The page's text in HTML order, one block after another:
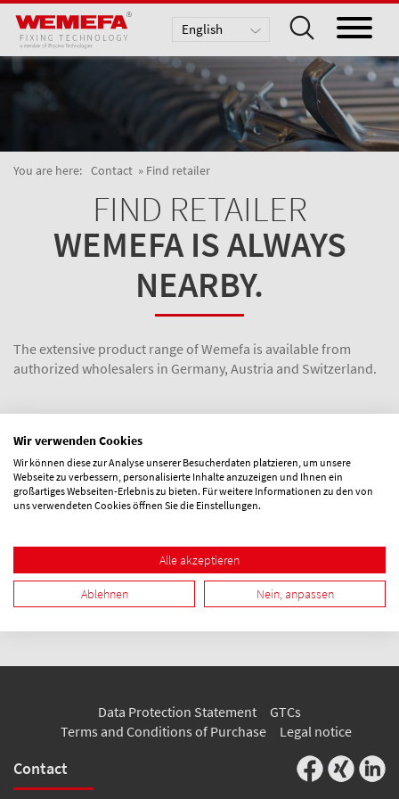
You are here: Contact Find retailer
FIND RETAILER
WEMEFA IS ALWAYS
NEARBY.
The extensive product range of Wemefa is available from
authorized wholesalers in Germany, Austria and Switzerland.
Data Protection Statement
GTCs
Terms and Conditions of Purchase
Legal notice
Contact
English
Nederlands
Wir verwenden Cookies
Wir können diese zur Analyse unserer Besucherdaten platzieren, um unsere
Webseite zu verbessern, personalisierte Inhalte anzuzeigen und Ihnen ein
großartiges Webseiten-Erlebnis zu bieten. Für weitere Informationen zu den von
uns verwendeten Cookies öffnen Sie die Einstellungen.
Alle akzeptieren
Ablehnen Nein, anpassen